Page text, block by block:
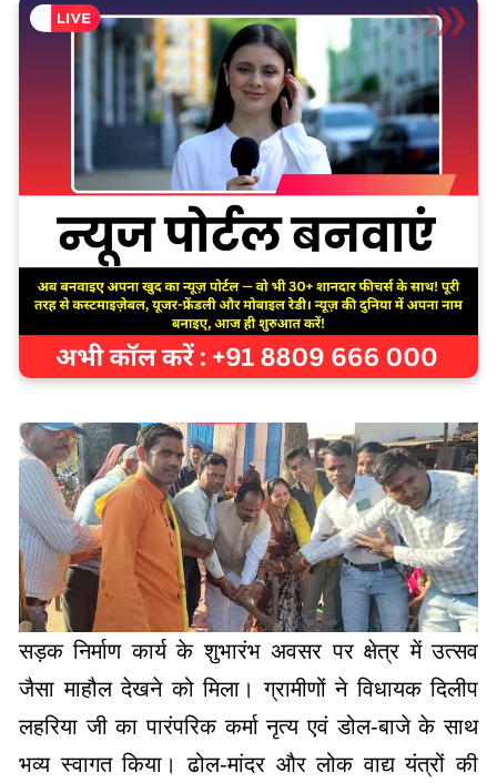
सड़क निर्माण कार्य के शुभारंभ अवसर पर क्षेत्र में उत्सव
जैसा माहौल देखने को मिला। ग्रामीणों ने विधायक दिलीप
लहरिया जी का पारंपरिक कर्मा नृत्य एवं डोल-बाजे के साथ
भव्य स्वागत किया। ढोल-मांदर और लोक वाद्य यंत्रों की